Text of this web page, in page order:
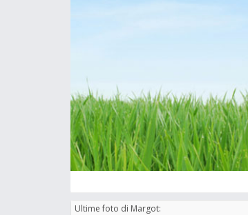
Ultime foto di Margot: